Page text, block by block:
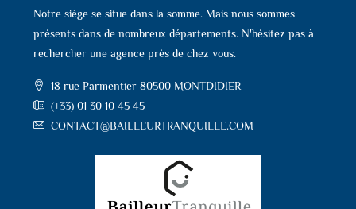
Notre siège se situe dans la somme. Mais nous sommes
présents dans de nombreux départements. N'hésitez pas à
rechercher une agence près de chez vous.
18 rue Parmentier 80500 MONTDIDIER
(+33) 01 30 10 45 45
CONTACT@BAILLEURTRANQUILLE.COM